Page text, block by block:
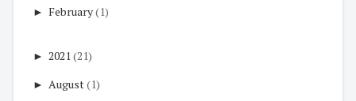
► February(1)
► 2021(21)
► August(1)